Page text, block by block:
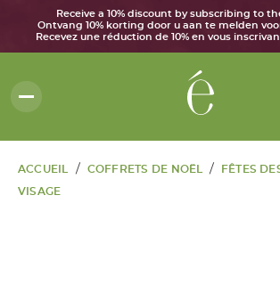
Receive a 10% discount by subscribing to
Ontvang 10% korting door u aan te melden
Recevez une réduction de 10% en vous
ACCUEIL / COFFRETS DE NOËL / FÊTES
VISAGE